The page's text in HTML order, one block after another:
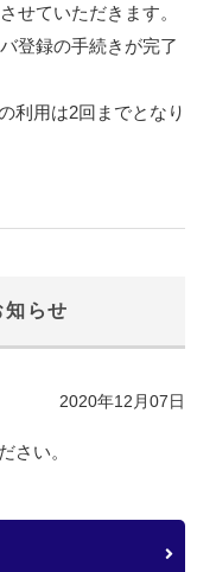
せていただきます。
登録の手続きが完了
利用は2回までとなり
らせ
2020年12月07日
さい。